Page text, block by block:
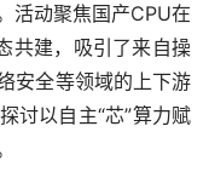
活动聚焦国产CPU在
共建，吸引了来自操
安全等领域的上下游
讨以自主“芯”算力赋